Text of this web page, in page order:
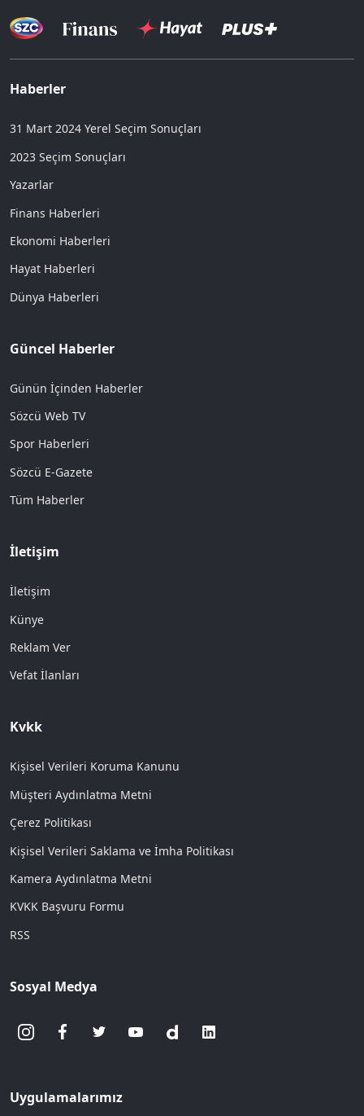
Haberler
31 Mart 2024 Yerel Seçim Sonuçları
2023 Seçim Sonuçları
Yazarlar
Finans Haberleri
Ekonomi Haberleri
Hayat Haberleri
Dünya Haberleri
Güncel Haberler
Günün İçinden Haberler
Sözcü Web TV
Spor Haberleri
Sözcü E-Gazete
Tüm Haberler
İletişim
İletişim
Künye
Reklam Ver
Vefat İlanları
Kvkk
Kişisel Verileri Koruma Kanunu
Müşteri Aydınlatma Metni
Çerez Politikası
Kişisel Verileri Saklama ve İmha Politikası
Kamera Aydınlatma Metni
KVKK Başvuru Formu
RSS
Sosyal Medya
Uygulamalarımız